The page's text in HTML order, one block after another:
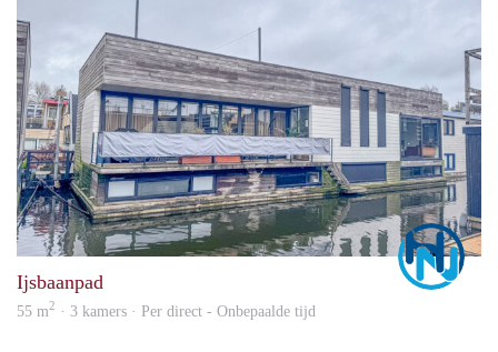
Ijsbaanpad
55 m2 · 3 kamers · Per direct - Onbepaalde tijd